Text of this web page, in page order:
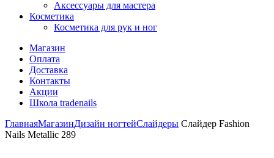
Аксессуары для мастера
Косметика
Косметика для рук и ног
Магазин
Оплата
Доставка
Контакты
Акции
Школа tradenails
ГлавнаяМагазинДизайн ногтейСлайдеры Слайдер Fashion
Nails Metallic 289